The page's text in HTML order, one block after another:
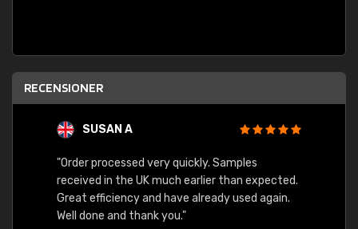
RECENSIONER
SUSAN A
"Order processed very quickly. Samples
received in the UK much earlier than expected.
Great efficiency and have already used again.
Well done and thank you."